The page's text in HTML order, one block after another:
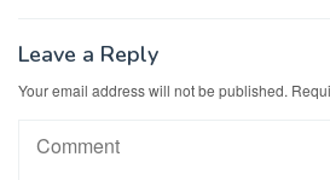
Leave a Reply
Your email address will not be published.